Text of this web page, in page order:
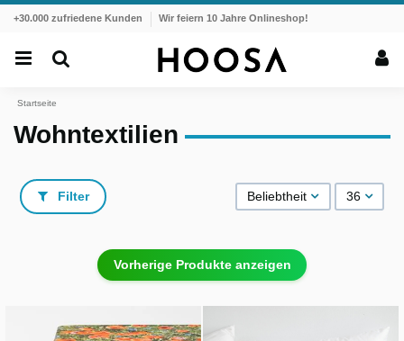
+30.000 zufriedene Kunden Wir feiern 10 Jahre Onlineshop!
Startseite
Wohntextilien
Filter Beliebtheit 36
Vorherige Produkte anzeigen